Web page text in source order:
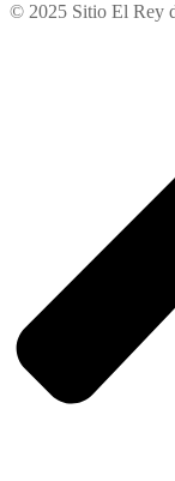
© 2025 Sitio El Rey